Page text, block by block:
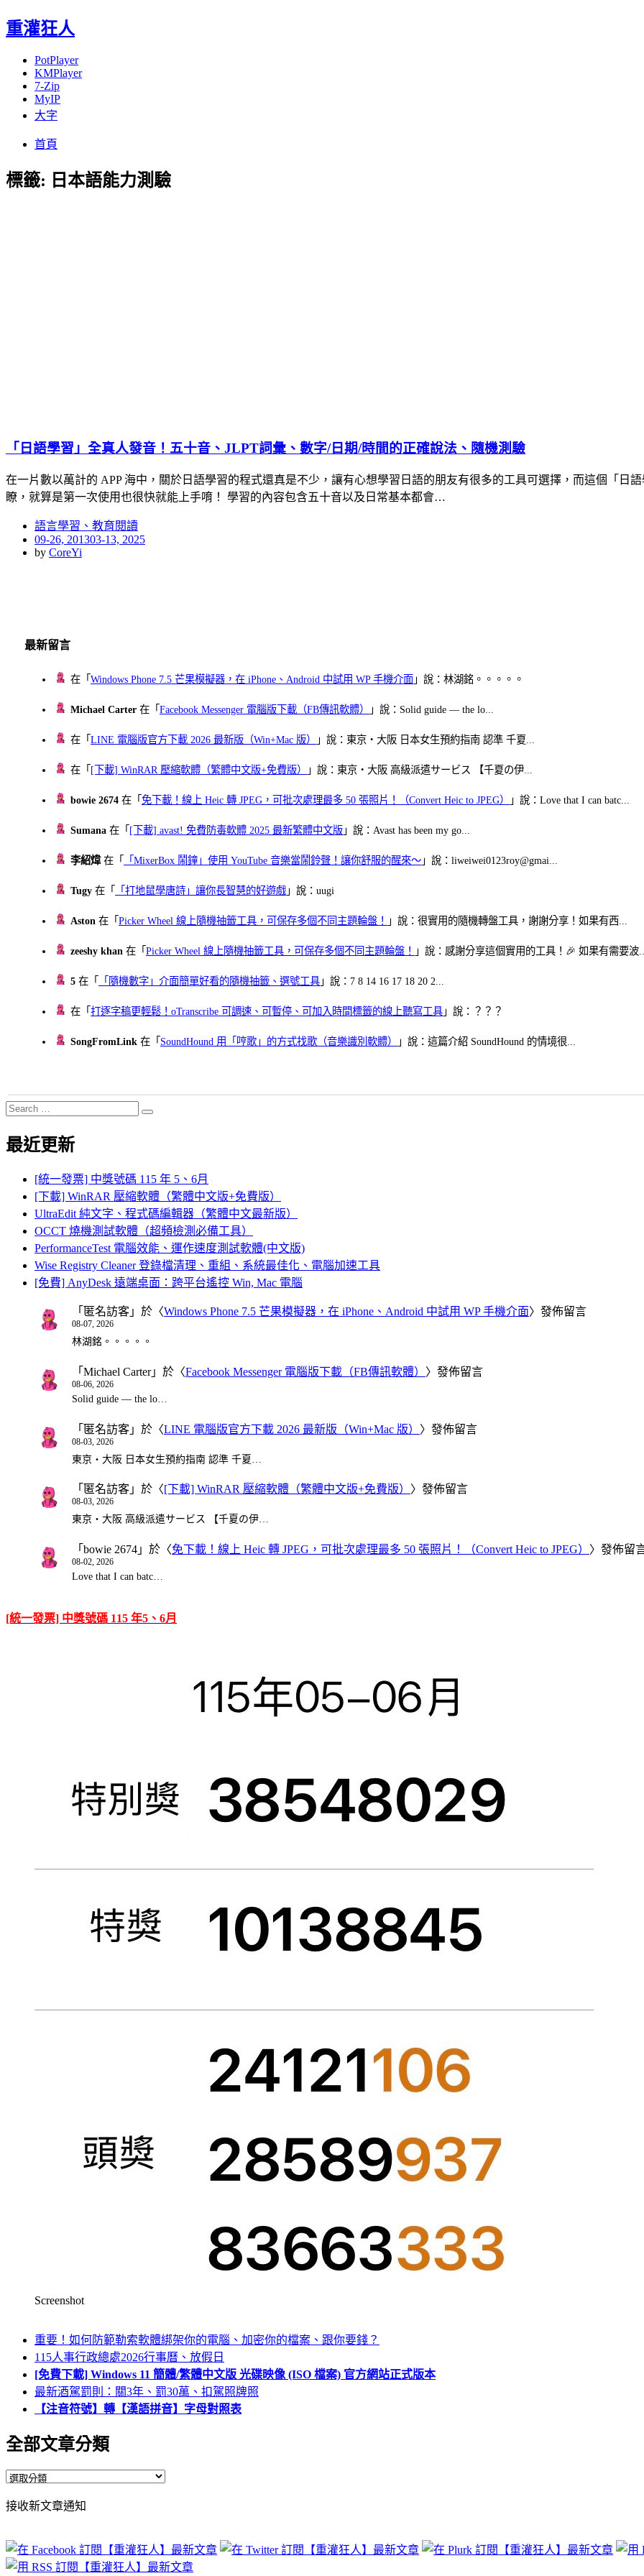
重灌狂人
PotPlayer
KMPlayer
7-Zip
MyIP
大字
首頁
標籤: 日本語能力測驗
「日語學習」全真人發音！五十音、JLPT詞彙、數字/日期/時間的正確說法、隨機測驗
在一片數以萬計的 APP 海中，關於日語學習的程式還真是不少，讓有心想學習日語的朋友有很多的工具可選擇，而這個「日
瞭，就算是第一次使用也很快就能上手唷！ 學習的內容包含五十音以及日常基本都會…
語言學習、教育閱讀
Posted
on
09-26, 201303-13, 2025
by CoreYi
最新留言
在「Windows Phone 7.5 芒果模擬器，在 iPhone、Android 中試用 WP 手機介面 」說：林湖銘。。。。。
Michael Carter 在「Facebook Messenger 電腦版下載（FB傳訊軟體） 」說：Solid guide — the lo...
在「LINE 電腦版官方下載 2026 最新版（Win+Mac 版） 」說：東京・大阪 日本女生預約指南 認準 千夏...
在「 [下載] WinRAR 壓縮軟體（繁體中文版+免費版） 」說：東京・大阪 高級派遣サービス 【千夏の伊...
bowie 2674 在「免下載！線上 Heic 轉 JPEG，可批次處理最多 50 張照片！（Convert Heic to JPEG） 」說：Love that I can batc...
Sumana 在「 [下載] avast! 免費防毒軟體 2025 最新繁體中文版 」說：Avast has been my go...
李紹煒在「 「MixerBox 鬧鐘」使用 YouTube 音樂當鬧鈴聲！讓你舒服的醒來～ 」說：liweiwei0123roy@gmai...
Tugy 在「 「打地鼠學唐詩」讓你長智慧的好遊戲 」說：uugi
Aston 在「Picker Wheel 線上隨機抽籤工具，可保存多個不同主題輪盤！ 」說：很實用的隨機轉盤工具，謝謝分享！如果有西...
zeeshy khan 在「Picker Wheel 線上隨機抽籤工具，可保存多個不同主題輪盤！ 」說：感謝分享這個實用的工具！🎉 如果有需要波
5 在「 「隨機數字」介面簡單好看的隨機抽籤、選號工具 」說：7 8 14 16 17 18 20 2...
在「打逐字稿更輕鬆！oTranscribe 可調速、可暫停、可加入時間標籤的線上聽寫工具 」說：？？？
SongFromLink 在「 SoundHound 用「哼歌」的方式找歌（音樂識別軟體） 」說：這篇介紹 SoundHound 的情境很...
Search
for:
Search
最近更新
[統一發票] 中獎號碼 115 年 5、6月
[下載] WinRAR 壓縮軟體（繁體中文版+免費版）
UltraEdit 純文字、程式碼編輯器（繁體中文最新版）
OCCT 燒機測試軟體（超頻檢測必備工具）
PerformanceTest 電腦效能、運作速度測試軟體(中文版)
Wise Registry Cleaner 登錄檔清理、重組、系統最佳化、電腦加速工具
[免費] AnyDesk 遠端桌面：跨平台遙控 Win, Mac 電腦
「 匿名訪客 」於〈Windows Phone 7.5 芒果模擬器，在 iPhone、Android 中試用 WP 手機介面〉發佈留言
08-07, 2026
林湖銘。。。。。
「 Michael Carter」於〈Facebook Messenger 電腦版下載（FB傳訊軟體） 〉發佈留言
08-06, 2026
Solid guide — the lo…
「 匿名訪客 」於〈LINE 電腦版官方下載 2026 最新版（Win+Mac 版） 〉發佈留言
08-03, 2026
東京・大阪 日本女生預約指南 認準 千夏…
「 匿名訪客 」於〈[下載] WinRAR 壓縮軟體（繁體中文版+免費版） 〉發佈留言
08-03, 2026
東京・大阪 高級派遣サービス 【千夏の伊…
「 bowie 2674 」於〈免下載！線上 Heic 轉 JPEG，可批次處理最多 50 張照片！（Convert Heic to JPEG） 〉發佈留
08-02, 2026
Love that I can batc…
[統一發票] 中獎號碼 115 年5、6月
Screenshot
重要！如何防範勒索軟體綁架你的電腦、加密你的檔案、跟你要錢？
115人事行政總處2026行事曆、放假日
[免費下載] Windows 11 簡體/繁體中文版 光碟映像 (ISO 檔案) 官方網站正式版本
最新酒駕罰則：關3年、罰30萬、扣駕照牌照
【注音符號】轉【漢語拼音】字母對照表
全部文章分類
全
文
分
類
接收新文章通知